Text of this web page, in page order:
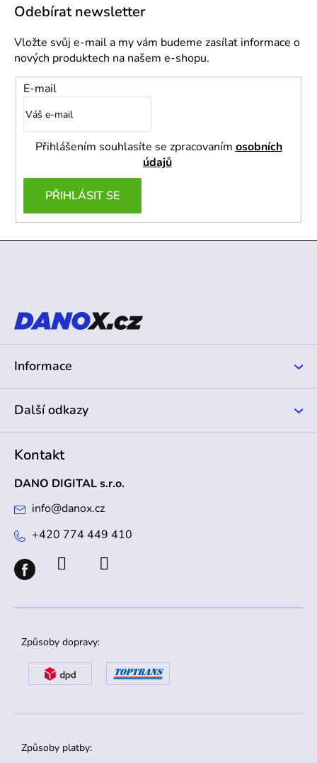
Odebírat newsletter
Vložte svůj e-mail a my vám budeme zasílat informace o
nových produktech na našem e-shopu.
E-mail
Přihlášením souhlasíte se zpracovaním osobních
údajů
PŘIHLÁSIT SE
t
Informace
Další odkazy
Kontakt
DANO DIGITAL s.r.o.
info@danox.cz
+420 774 449 410
Způsoby dopravy:
Způsoby platby: